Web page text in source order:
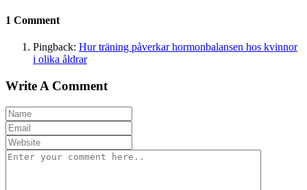
1 Comment
Pingback: Hur träning påverkar hormonbalansen hos kvinnor
i olika åldrar
Write A Comment